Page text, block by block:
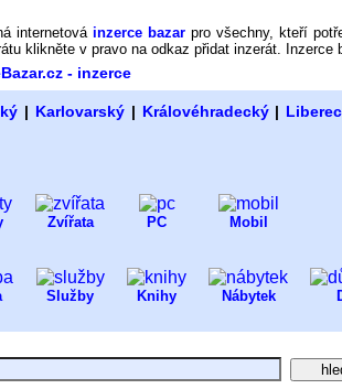
internetová inzerce bazar pro všechny, kteří
klikněte v pravo na odkaz přidat inzerát. Inzerce
- inzerce
| Karlovarský| Královéhradecký|
Zvířata PC Mobil
Služby Knihy Nábytek